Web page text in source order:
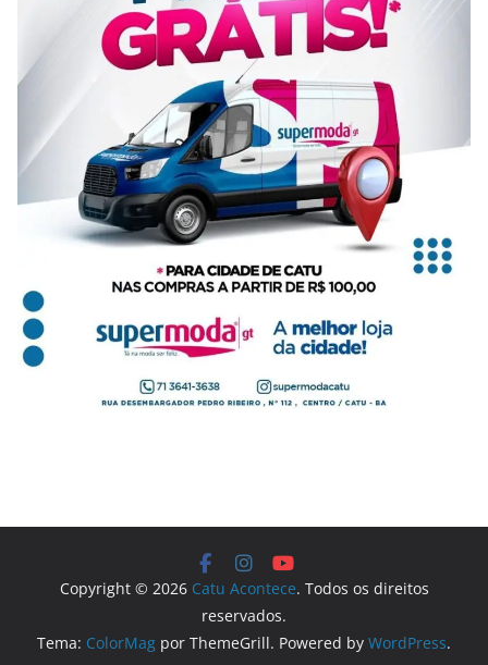
Copyright © 2026 Catu Acontece. Todos os direitos
reservados.
Tema: ColorMag por ThemeGrill. Powered by WordPress.